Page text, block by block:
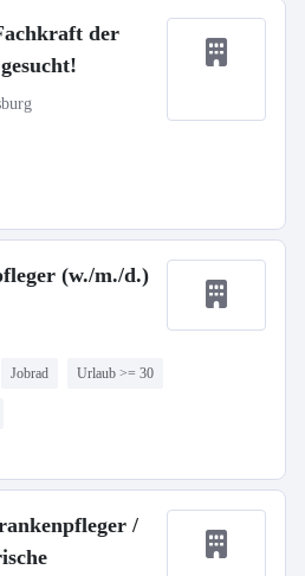
der
(w./m./d.)
Jobrad Urlaub >= 30
/